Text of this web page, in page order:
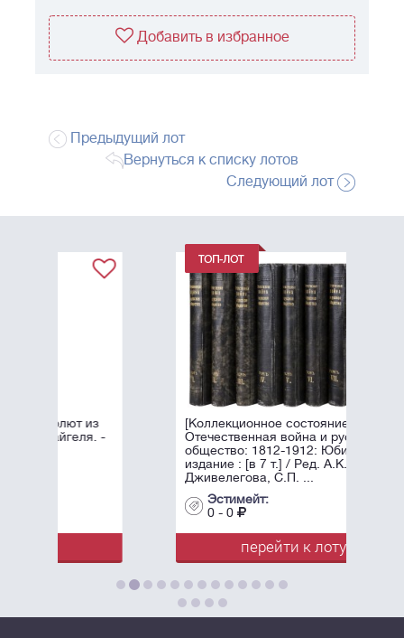
Добавить в избранное
Предыдущий лот
Вернуться к списку лотов
Следующий лот
[Коллекционное состояние].
Отечественная война и русское
общество: 1812-1912: Юбилейное
издание : [в 7 т.] / Ред. А.К.
Дживелегова, С.П. ...
перейти к лоту